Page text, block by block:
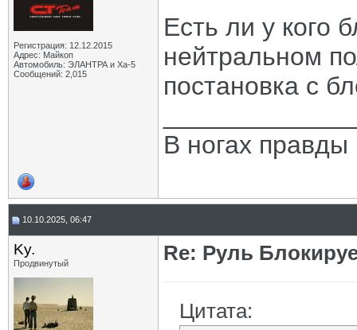
Регистрация: 12.12.2015
Адрес: Майкоп
Автомобиль: ЭЛАНТРА и Ха-5
Сообщений: 2,015
Есть ли у кого
нейтральном
постановка с
В ногах правды
10.10.2025, 06:47
Ky.
Продвинутый Re: Руль
Цитата: